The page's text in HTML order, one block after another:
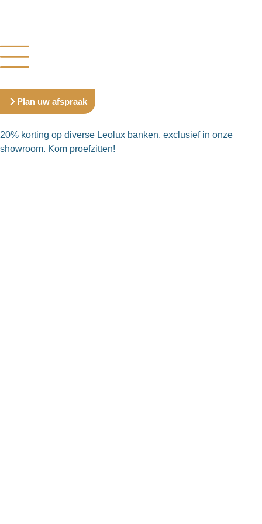
Plan uw afspraak
20% korting op diverse Leolux banken, exclusief in onze
showroom. Kom proefzitten!